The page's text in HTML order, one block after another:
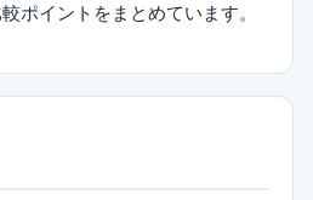
ポイントをまとめています。